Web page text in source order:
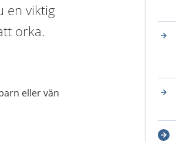
en viktig
orka.
eller vän